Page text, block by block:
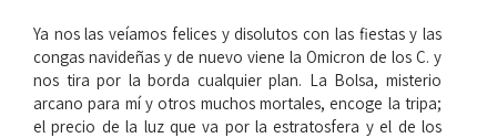
Ya nos las veíamos felices y disolutos con las fiestas y las
congas navideñas y de nuevo viene la Omicron de los C. y
nos tira por la borda cualquier plan. La Bolsa, misterio
arcano para mí y otros muchos mortales, encoge la tripa;
el precio de la luz que va por la estratosfera y el de los